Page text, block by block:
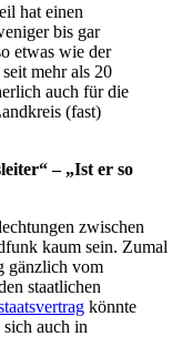
hat einen
bis gar
etwas wie der
mehr als 20
auch für die
(fast)
– „Ist er so
zwischen
kaum sein. Zumal
gänzlich vom
staatlichen
könnte
auch in